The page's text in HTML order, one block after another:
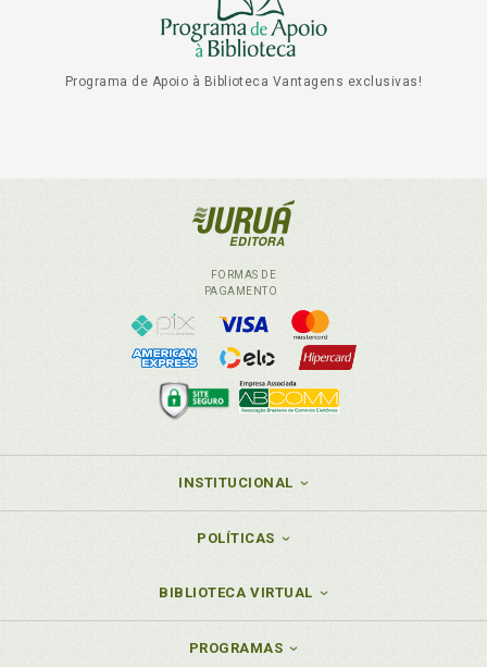
Programa de Apoio à Biblioteca Vantagens exclusivas!
FORMAS DE
PAGAMENTO
INSTITUCIONAL
POLÍTICAS
BIBLIOTECA VIRTUAL
PROGRAMAS